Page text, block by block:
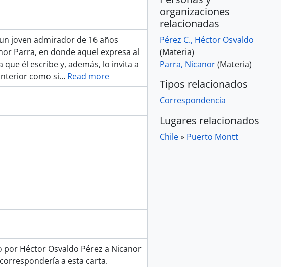
joven admirador de 16 años
Parra, en donde aquel expresa al
él escribe y, además, lo invita a
como si… Read more
Héctor Osvaldo Pérez a Nicanor
correspondería a esta carta.
organizaciones
relacionadas
Pérez C., Héctor Osvaldo
(Materia)
Parra, Nicanor(Materia)
Tipos relacionados
Correspondencia
Lugares relacionados
Chile» Puerto Montt